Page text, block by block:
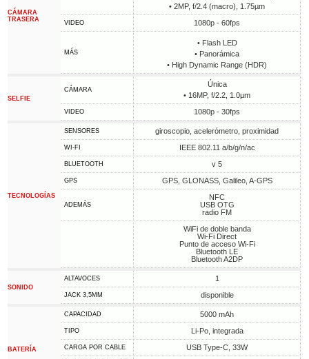
CÁMARA
TRASERA
• 2MP, f/2.4 (macro), 1.75µm
VIDEO 1080p - 60fps
MÁS
• Flash LED
• Panorámica
• High Dynamic Range (HDR)
SELFIE
CÁMARA
Única
• 16MP, f/2.2, 1.0µm
VIDEO 1080p - 30fps
TECNOLOGÍAS
SENSORES giroscopio, acelerómetro, proximidad
WI-FI IEEE 802.11 a/b/g/n/ac
BLUETOOTH v 5
GPS GPS, GLONASS, Galileo, A-GPS
ADEMÁS
NFC
USB OTG
radio FM
WiFi de doble banda
Wi-Fi Direct
Punto de acceso Wi-Fi
Bluetooth LE
Bluetooth A2DP
SONIDO
ALTAVOCES 1
JACK 3,5MM disponible
BATERÍA
CAPACIDAD 5000 mAh
TIPO Li-Po, integrada
CARGA POR CABLE USB Type-C, 33W